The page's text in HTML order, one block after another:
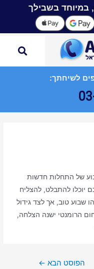
לשיחתך:
של התחלות חדשות
יוכלו להתבלט, להצליח
שבוע טוב, אך לצד גידול
הרומנטי ישנה הצלחה,
הפוסט הבא ←